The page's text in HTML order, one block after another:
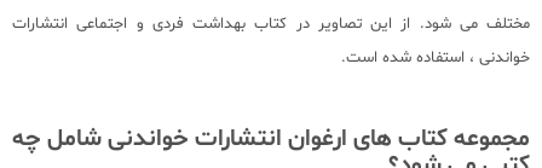
مختلف می شود. از این تصاویر در کتاب بهداشت فردی و اجتماعی انتشارات
خواندنی ، استفاده شده است.
مجموعه کتاب های ارغوان انتشارات خواندنی شامل چه